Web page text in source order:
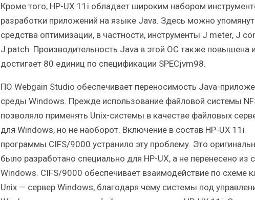
Кроме того, HP-UX 11i обладает широким набором
разработки приложений на языке Java. Здесь можно
средства оптимизации, в частности, инструменты J meter, J
J patch. Производительность Java в этой ОС также повышена и
достигает 80 единиц по спецификации SPECjvm98.
ПО Webgain Studio обеспечивает переносимость Java-
среды Windows. Прежде использование файловой системы
позволяло применять Unix-системы в качестве файловых
для Windows, но не наоборот. Включение в состав HP-UX 11i
программы CIFS/9000 устранило эту проблему. Это
было разработано специально для HP-UX, а не перенесено из
Windows. CIFS/9000 обеспечивает взаимодействие по схеме
Unix — сервер Windows, благодаря чему системы под